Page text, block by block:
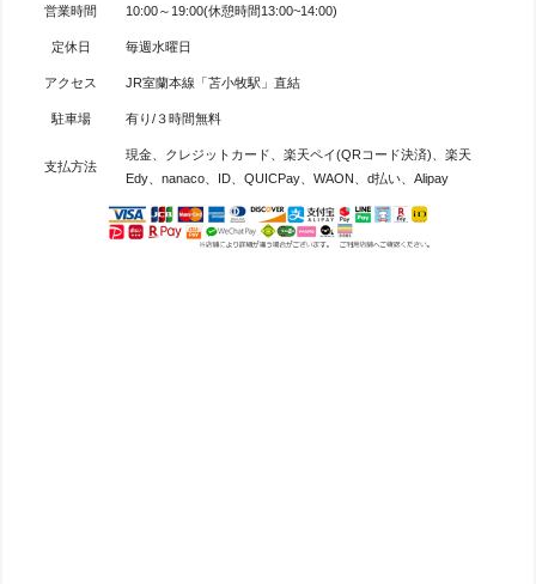
営業時間 10:00～19:00(休憩時間13:00~14:00)
定休日 毎週水曜日
アクセス JR室蘭本線「苫小牧駅」直結
駐車場 有り/３時間無料
支払方法
現金、クレジットカード、楽天ペイ(QRコード決済)、楽天
Edy、nanaco、ID、QUICPay、WAON、d払い、Alipay